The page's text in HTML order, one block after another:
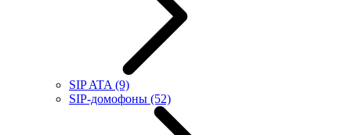
SIP ATA (9)
SIP-домофоны (52)